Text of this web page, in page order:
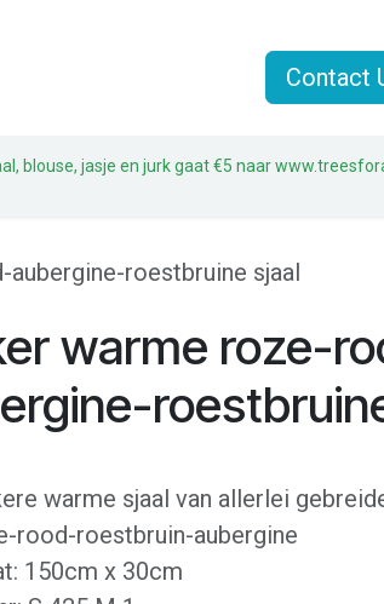
Over Liz & JoeContact
blouse, jasje en jurk gaat €5 naar
roestbruine sjaal
warme roze-
warme sjaal van allerlei
rood-roestbruin-aubergine
150cm x 30cm